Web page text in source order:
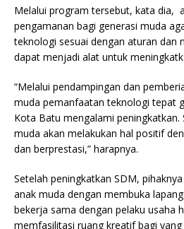
Melalui program tersebut, kata dia,
pengamanan bagi generasi muda
teknologi sesuai dengan aturan dan
dapat menjadi alat untuk
“Melalui pendampingan dan
muda pemanfaatan teknologi tepat
Kota Batu mengalami peningkatkan.
muda akan melakukan hal positif
dan berprestasi,” harapnya.
Setelah peningkatkan SDM,
anak muda dengan membuka
bekerja sama dengan pelaku usaha
memfasilitasi ruang kreatif bagi